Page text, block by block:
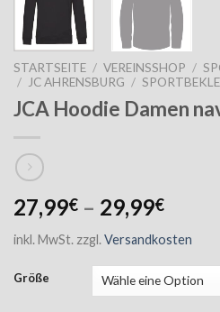
STARTSEITE / VEREINSSHOP /
/
JC AHRENSBURG /
JCA Hoodie Damen
27,99€ – 29,99€
inkl. MwSt. zzgl. Versandkosten
Größe